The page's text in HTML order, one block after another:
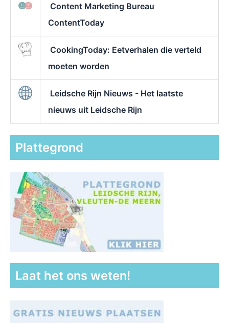
Content Marketing Bureau
ContentToday
CookingToday: Eetverhalen die verteld
moeten worden
Leidsche Rijn Nieuws - Het laatste
nieuws uit Leidsche Rijn
Plattegrond
Laat het ons weten!